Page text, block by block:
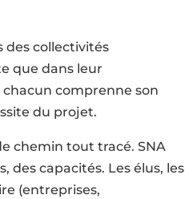
des collectivités
que dans leur
comprenne son
du projet.
chemin tout tracé. SNA
des capacités. Les élus, les
(entreprises,